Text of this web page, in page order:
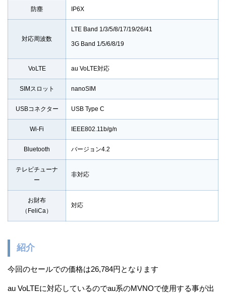
防塵 IP6X
対応周波数
LTE Band 1/3/5/8/17/19/26/41
3G Band 1/5/6/8/19
VoLTE au VoLTE対応
SIMスロット nanoSIM
USBコネクター USB Type C
Wi-Fi IEEE802.11b/g/n
Bluetooth バージョン4.2
テレビチューナ
ー
非対応
お財布
（FeliCa）
対応
紹介
今回のセールでの価格は26,784円となります
au VoLTEに対応しているのでau系のMVNOで使用する事が出